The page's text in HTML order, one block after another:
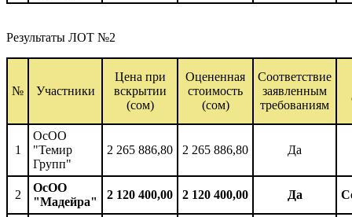
Результаты ЛОТ №2
№ Участники
Цена при
вскрытии
(сом)
Оцененная
стоимость
(сом)
Соответствие
заявленным
требованиям
1
ОсОО
"Темир
Групп"
2 265 886,80 2 265 886,80 Да
2
ОсОО
"Мадейра"
2 120 400,00 2 120 400,00 Да